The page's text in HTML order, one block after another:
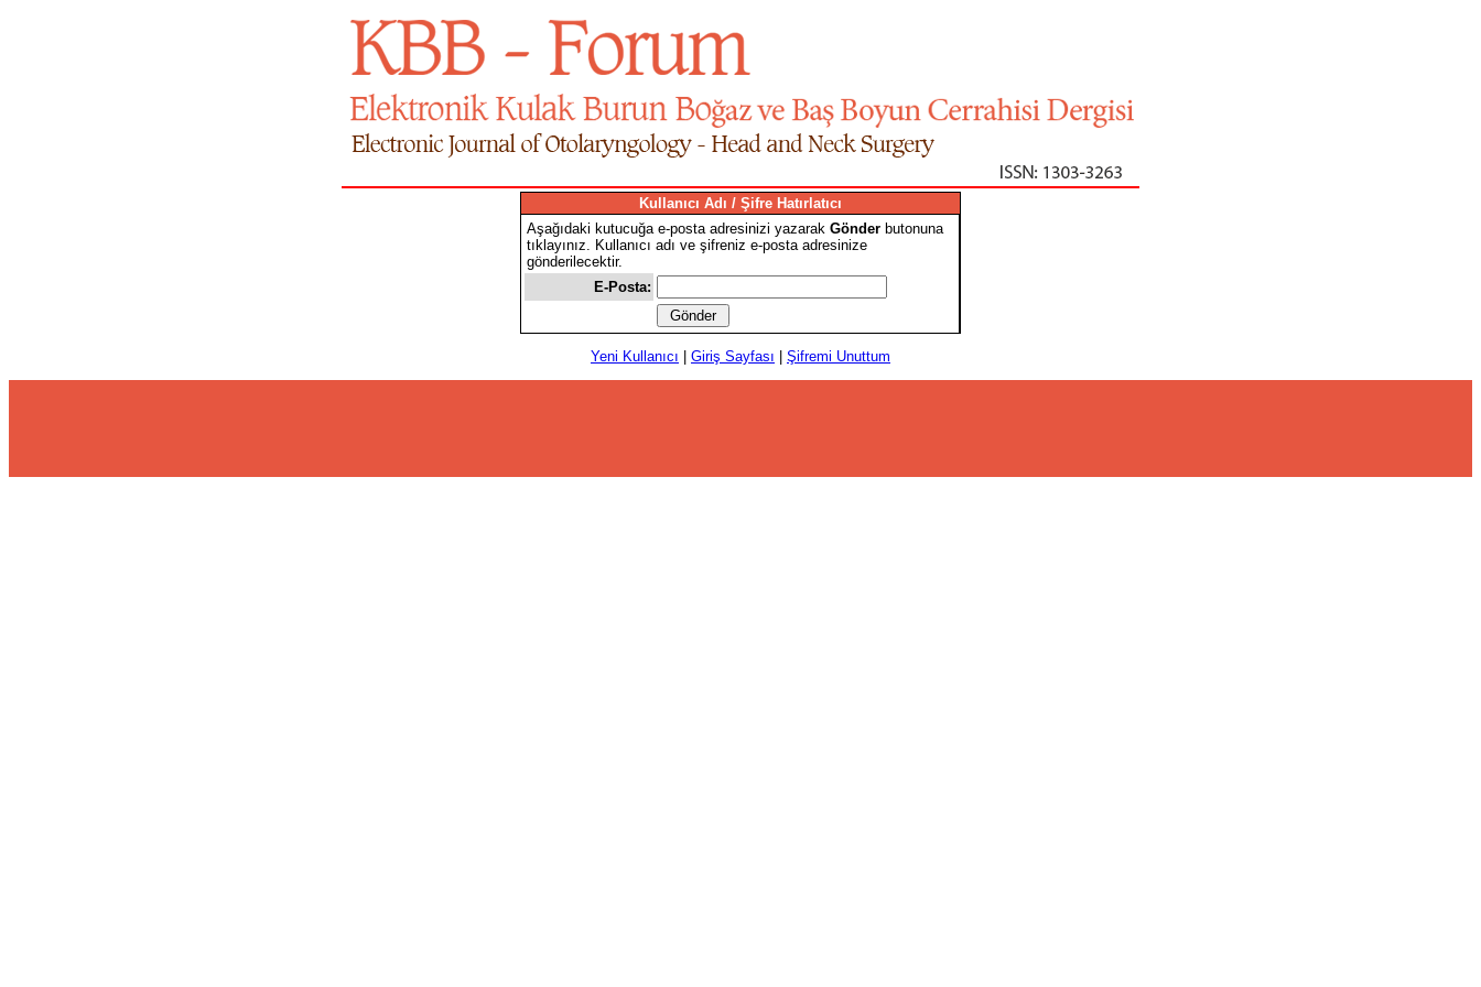
Kullanıcı Adı / Şifre Hatırlatıcı
Aşağıdaki kutucuğa e-posta adresinizi yazarak Gönder butonuna
tıklayınız. Kullanıcı adı ve şifreniz e-posta adresinize
gönderilecektir.
E-Posta:
Yeni Kullanıcı Giriş Sayfası Şifremi Unuttum